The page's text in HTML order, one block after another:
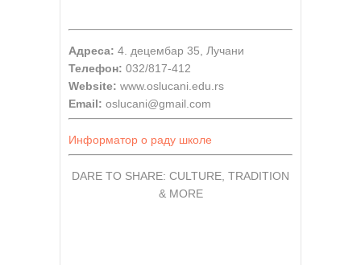
Адреса: 4. децембар 35, Лучани
Телефон: 032/817-412
Website: www.oslucani.edu.rs
Email: oslucani@gmail.com
Информатор о раду школе
DARE TO SHARE: CULTURE, TRADITION
& MORE